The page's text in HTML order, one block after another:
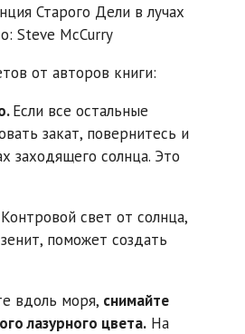
Старого Дели в лучах
Steve McCurry
от авторов книги:
Если все остальные
закат, повернитесь и
заходящего солнца. Это
Контровой свет от солнца,
поможет создать
вдоль моря, снимайте
лазурного цвета. На